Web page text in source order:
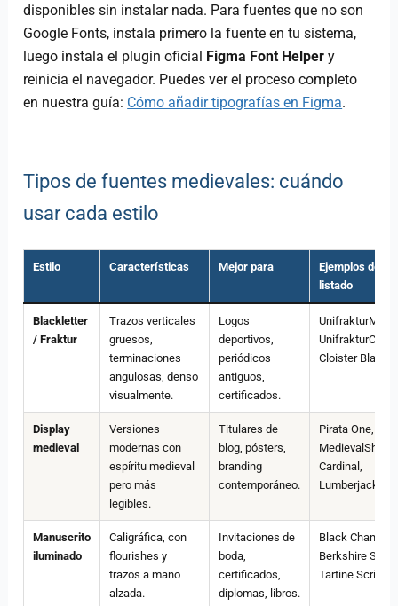
disponibles sin instalar nada. Para fuentes que no son
Google Fonts, instala primero la fuente en tu sistema,
luego instala el plugin oficial Figma Font Helper y
reinicia el navegador. Puedes ver el proceso completo
en nuestra guía: Cómo añadir tipografías en Figma.
Tipos de fuentes medievales: cuándo
usar cada estilo
Estilo Características Mejor para
Ejemplos del
listado
Blackletter
/ Fraktur
Trazos verticales
gruesos,
terminaciones
angulosas, denso
visualmente.
Logos
deportivos,
periódicos
antiguos,
certificados.
UnifrakturCook,
Cloister Black
Display
medieval
Versiones
modernas con
espíritu medieval
pero más
legibles.
Titulares de
blog, pósters,
branding
contemporáneo.
Pirata One,
MedievalSharp,
Cardinal,
Lumberjack
Manuscrito
iluminado
Caligráfica, con
flourishes y
trazos a mano
alzada.
Invitaciones de
boda,
certificados,
diplomas, libros.
Black
Berkshire
Tartine Script